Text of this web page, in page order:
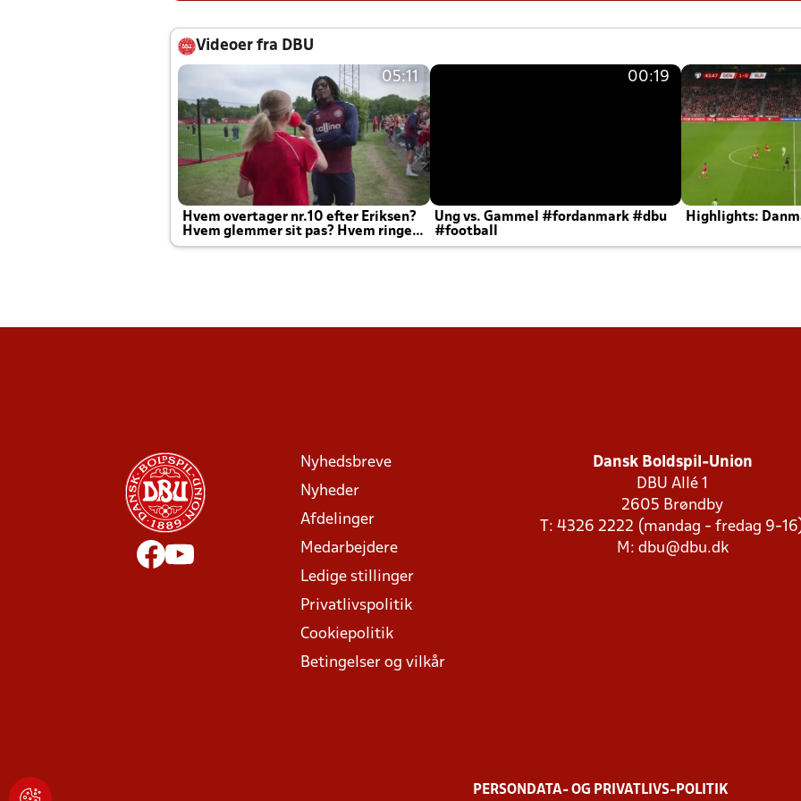
Videoer fra DBU
05:11
Hvem overtager nr.10 efter Eriksen?
Hvem glemmer sit pas? Hvem ringer
Joachim altid til efter kampe?
00:19
Ung vs. Gammel #fordanmark #dbu
#football
Highlights:
Nyhedsbreve
Nyheder
Afdelinger
Medarbejdere
Ledige stillinger
Privatlivspolitik
Cookiepolitik
Betingelser og vilkår
Dansk Boldspil-Union
DBU Allé 1
2605 Brøndby
T: 4326 2222 (mandag - fredag 9-
M: dbu@dbu.dk
PERSONDATA- OG PRIVATLIVS-POLITIK